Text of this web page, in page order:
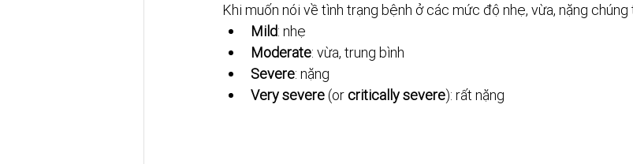
Khi muốn nói về tình trạng bệnh ở các mức độ nhẹ, vừa, nặng
Mild: nhẹ
Moderate: vừa, trung bình
Severe: nặng
Very severe (or critically severe): rất nặng